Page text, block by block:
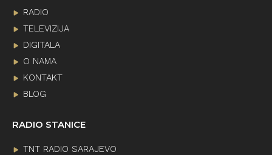
RADIO
TELEVIZIJA
DIGITALA
O NAMA
KONTAKT
BLOG
RADIO STANICE
TNT RADIO SARAJEVO